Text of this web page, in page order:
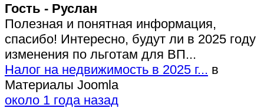
Гость - Руслан
Полезная и понятная информация,
спасибо! Интересно, будут ли в 2025 году
изменения по льготам для ВП...
Налог на недвижимость в 2025 г... в
Материалы Joomla
около 1 года назад